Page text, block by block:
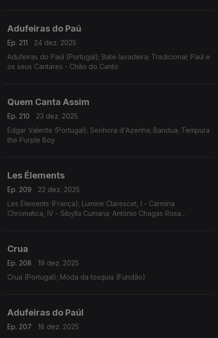
Adufeiras do Paú
Ep. 211
24 dez. 2025
Adufeiras do Paúl (Portugal); Bate lavadeira; Tradicional; Paúl e
os seus Cantares - Chão do Canto
Quem Canta Assim
Ep. 210
23 dez. 2025
Edgar Valente (Portugal); Senhora d'Azenha; Bandua; Tempura
the Purple Boy
Les Élements
Ep. 209
22 dez. 2025
Les Élements (França); Lumine Clarescet, I - Carmina
Chromatica, IV - Sibylla Cumana; António Chagas Rosa
Crua
Ep. 208
19 dez. 2025
Crua (Portugal); Moda da tosquia (Fundão)
Adufeiras do Paúl
Ep. 207
18 dez. 2025